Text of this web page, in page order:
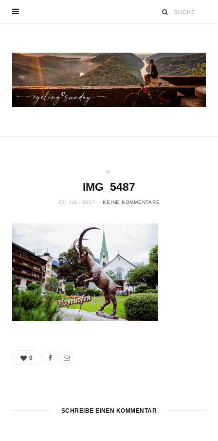
In
IMG_5487
23. JULI 2017 KEINE KOMMENTARE
0
SCHREIBE EINEN KOMMENTAR